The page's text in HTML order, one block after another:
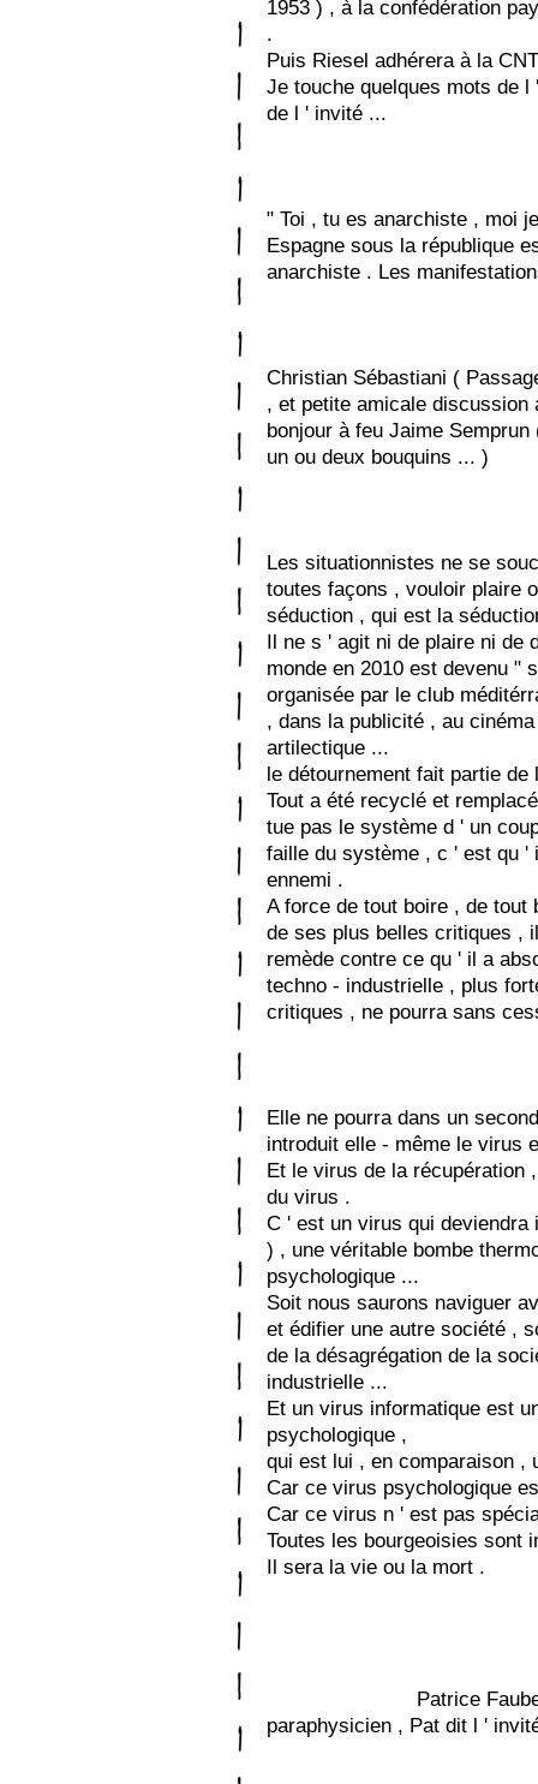
1953 ) , à la confédération
.
Puis Riesel adhérera à la
Je touche quelques mots de
de l ' invité ...
" Toi , tu es anarchiste , moi
Espagne sous la république
anarchiste . Les
Christian Sébastiani (
, et petite amicale
bonjour à feu Jaime
un ou deux bouquins ... )
Les situationnistes ne se
toutes façons , vouloir plaire
séduction , qui est la
Il ne s ' agit ni de plaire ni de
monde en 2010 est devenu "
organisée par le club
, dans la publicité , au
artilectique ...
le détournement fait partie
Tout a été recyclé et
tue pas le système d ' un
faille du système , c ' est qu '
ennemi .
A force de tout boire , de
de ses plus belles critiques ,
remède contre ce qu ' il a
techno - industrielle , plus
critiques , ne pourra sans
Elle ne pourra dans un
introduit elle - même le virus
Et le virus de la récupération
du virus .
C ' est un virus qui deviendra
) , une véritable bombe
psychologique ...
Soit nous saurons naviguer
et édifier une autre société ,
de la désagrégation de la
industrielle ...
Et un virus informatique est
psychologique ,
qui est lui , en comparaison ,
Car ce virus psychologique
Car ce virus n ' est pas
Toutes les bourgeoisies sont
Il sera la vie ou la mort .
Patrice Faubert (
paraphysicien , Pat dit l '